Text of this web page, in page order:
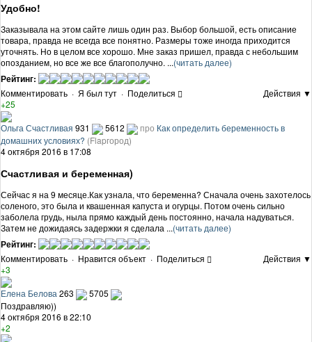
Удобно!
Заказывала на этом сайте лишь один раз. Выбор большой, есть описание
товара, правда не всегда все понятно. Размеры тоже иногда приходится
уточнять. Но в целом все хорошо. Мне заказ пришел, правда с небольшим
опозданием, но все же все благополучно. ...(читать далее)
Рейтинг:
Комментировать · Я был тут · Поделиться
Действия ▼
+25
Ольга Счастливая 931 5612 про Как определить беременность в
домашних условиях? (Flapгород)
4 октября 2016 в 17:08
Счастливая и беременная)
Сейчас я на 9 месяце.Как узнала, что беременна? Сначала очень захотелось
соленого, это была и квашенная капуста и огурцы. Потом очень сильно
заболела грудь, ныла прямо каждый день постоянно, начала надуваться.
Затем не дожидаясь задержки я сделала ...(читать далее)
Рейтинг:
Комментировать · Нравится объект · Поделиться
Действия ▼
+3
Елена Белова 263
5705
Поздравляю))
4 октября 2016 в 22:10
+2